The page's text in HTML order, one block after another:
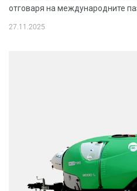
отговаря на международните
27.11.2025